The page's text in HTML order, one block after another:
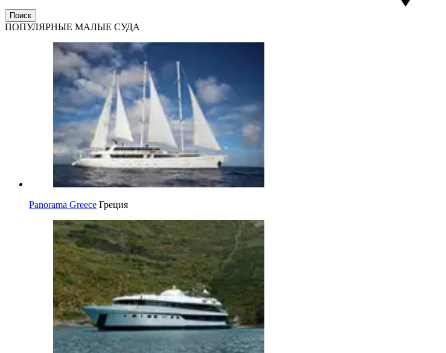
Поиск
ПОПУЛЯРНЫЕ МАЛЫЕ СУДА
Panorama Greece Греция